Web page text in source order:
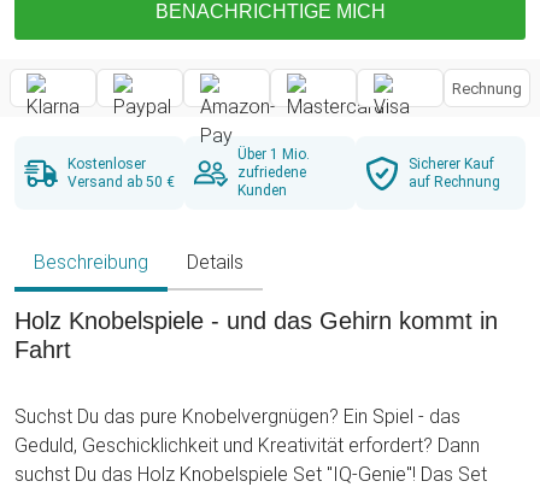
BENACHRICHTIGE MICH
Rechnung
Kostenloser
Versand ab 50 €
Über 1 Mio.
zufriedene
Kunden
Sicherer Kauf
auf Rechnung
Beschreibung Details
Holz Knobelspiele - und das Gehirn kommt in
Fahrt
Suchst Du das pure Knobelvergnügen? Ein Spiel - das
Geduld, Geschicklichkeit und Kreativität erfordert? Dann
suchst Du das Holz Knobelspiele Set "IQ-Genie"! Das Set